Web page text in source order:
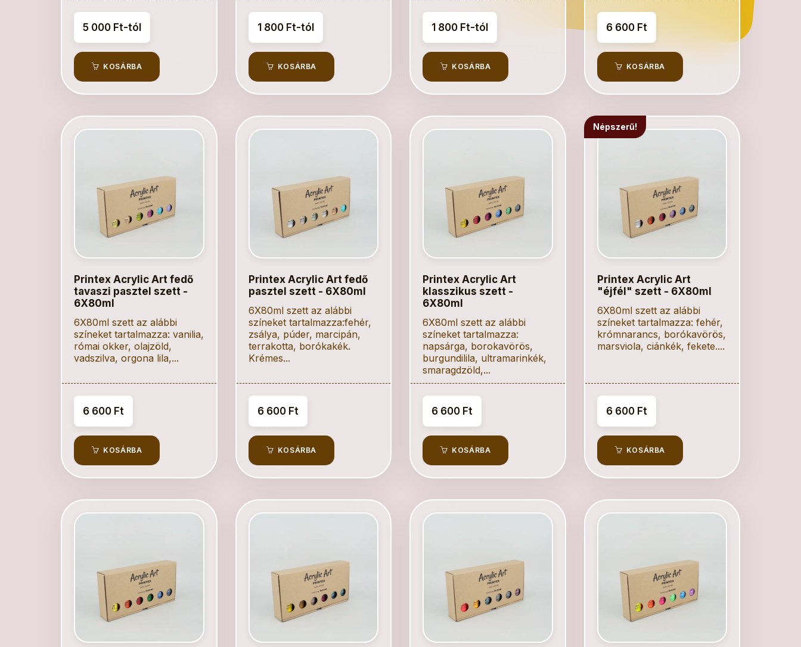
5 000 Ft-tól
KOSÁRBA
1 800 Ft-tól
KOSÁRBA
1 800 Ft-tól
KOSÁRBA
6 600 Ft
KOSÁRBA
Printex Acrylic Art fedő
tavaszi pasztel szett -
6X80ml
6X80ml szett az alábbi
színeket tartalmazza: vanilia,
római okker, olajzöld,
vadszilva, orgona lila,...
6 600 Ft
KOSÁRBA
Printex Acrylic Art fedő
pasztel szett - 6X80ml
6X80ml szett az alábbi
színeket tartalmazza:fehér,
zsálya, púder, marcipán,
terrakotta, borókakék.
Krémes...
6 600 Ft
KOSÁRBA
Printex Acrylic Art
klasszikus szett -
6X80ml
6X80ml szett az alábbi
színeket tartalmazza:
napsárga, borokavörös,
burgundilila, ultramarinkék,
smaragdzöld,...
6 600 Ft
KOSÁRBA
Népszerű!
Printex Acrylic Art
"éjfél" szett - 6X80ml
6X80ml szett az alábbi
színeket tartalmazza: fehér,
krómnarancs, borókavörös,
marsviola, ciánkék, fekete....
6 600 Ft
KOSÁRBA